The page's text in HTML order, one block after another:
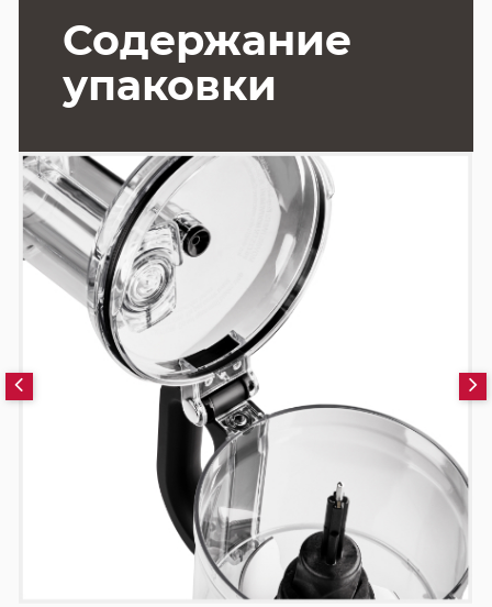
Содержание
упаковки